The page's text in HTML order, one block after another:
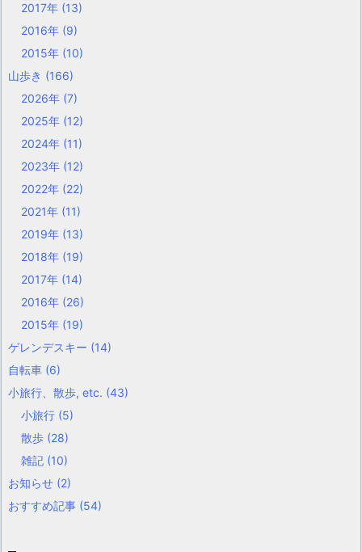
2017年 (13)
2016年 (9)
2015年 (10)
山歩き (166)
2026年 (7)
2025年 (12)
2024年 (11)
2023年 (12)
2022年 (22)
2021年 (11)
2019年 (13)
2018年 (19)
2017年 (14)
2016年 (26)
2015年 (19)
ゲレンデスキー (14)
自転車 (6)
小旅行、散歩, etc. (43)
小旅行 (5)
散歩 (28)
雑記 (10)
お知らせ (2)
おすすめ記事 (54)